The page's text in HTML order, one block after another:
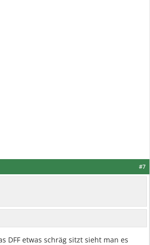
#7
DFF etwas schräg sitzt sieht man es